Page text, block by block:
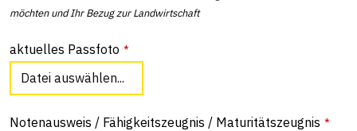
möchten und Ihr Bezug zur Landwirtschaft
aktuelles Passfoto *
Datei auswählen...
Notenausweis / Fähigkeitszeugnis / Maturitätszeugnis *